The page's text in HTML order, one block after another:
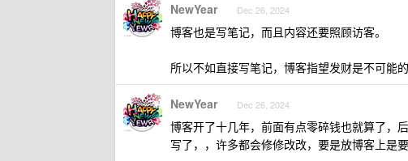
NewYear Dec 26, 2024
博客也是写笔记，而且内容还要照顾访客。
所以不如直接写笔记，博客指望发财是不可能
NewYear Dec 26, 2024
博客开了十几年，前面有点零碎钱也就算了，
写了，，许多都会修修改改，要是放博客上是